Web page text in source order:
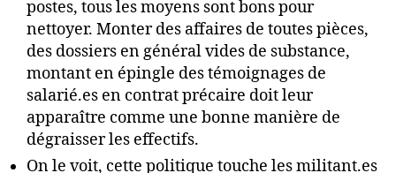
postes, tous les moyens sont bons pour
nettoyer. Monter des affaires de toutes pièces,
des dossiers en général vides de substance,
montant en épingle des témoignages de
salarié.es en contrat précaire doit leur
apparaître comme une bonne manière de
dégraisser les effectifs.
On le voit, cette politique touche les militant.es